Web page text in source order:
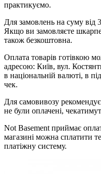
практикуємо.
Для замовлень на суму від
Якщо ви замовляєте
також безкоштовна.
Оплата товарів готівкою
адресою: Київ, вул.
в національній валюті, в
чек.
Для самовивозу
не були оплачені,
Not Basement приймає
магазині можна сплатити
платіжну систему.